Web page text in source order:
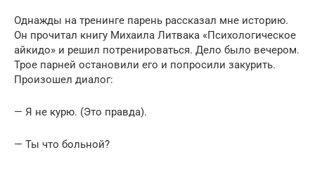
Однажды на тренинге парень рассказал мне историю.
Он прочитал книгу Михаила Литвака «Психологическое
айкидо» и решил потренироваться. Дело было вечером.
Трое парней остановили его и попросили закурить.
Произошел диалог:
— Я не курю. (Это правда).
— Ты что больной?